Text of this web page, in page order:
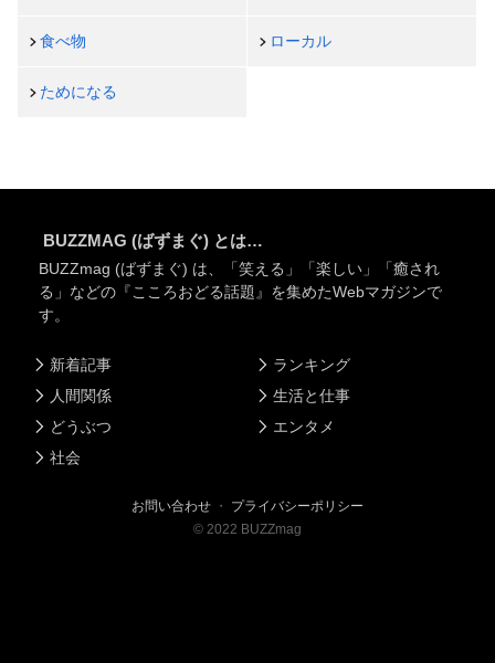
食べ物 ローカル
ためになる
BUZZMAG (ばずまぐ) とは…
BUZZmag (ばずまぐ) は、「笑える」「楽しい」「癒され
る」などの『こころおどる話題』を集めたWebマガジンで
す。
新着記事
人間関係
どうぶつ
社会
ランキング
生活と仕事
エンタメ
お問い合わせ ・ プライバシーポリシー
© 2022 BUZZmag